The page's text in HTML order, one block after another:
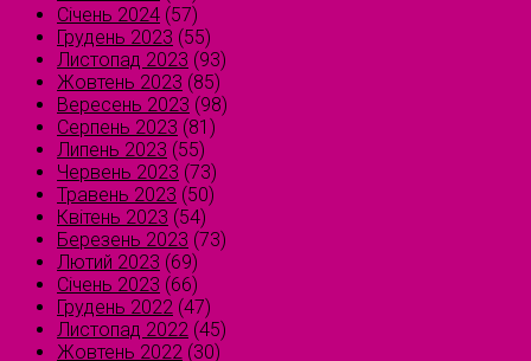
Січень 2024 (57)
Грудень 2023 (55)
Листопад 2023 (93)
Жовтень 2023 (85)
Вересень 2023 (98)
Серпень 2023 (81)
Липень 2023 (55)
Червень 2023 (73)
Травень 2023 (50)
Квітень 2023 (54)
Березень 2023 (73)
Лютий 2023 (69)
Січень 2023 (66)
Грудень 2022 (47)
Листопад 2022 (45)
Жовтень 2022 (30)